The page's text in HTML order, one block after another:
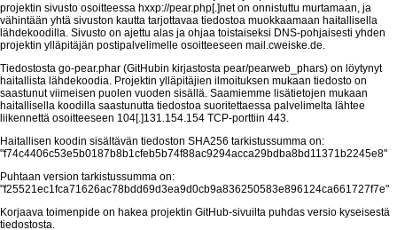
projektin sivusto osoitteessa hxxp://pear.php[.]net on onnistuttu murtamaan, ja
vähintään yhtä sivuston kautta tarjottavaa tiedostoa muokkaamaan haitallisella
lähdekoodilla. Sivusto on ajettu alas ja ohjaa toistaiseksi DNS-pohjaisesti yhden
projektin ylläpitäjän postipalvelimelle osoitteeseen mail.cweiske.de.
Tiedostosta go-pear.phar (GitHubin kirjastosta pear/pearweb_phars) on löytynyt
haitallista lähdekoodia. Projektin ylläpitäjien ilmoituksen mukaan tiedosto on
saastunut viimeisen puolen vuoden sisällä. Saamiemme lisätietojen mukaan
haitallisella koodilla saastunutta tiedostoa suoritettaessa palvelimelta lähtee
liikennettä osoitteeseen 104[.]131.154.154 TCP-porttiin 443.
Haitallisen koodin sisältävän tiedoston SHA256 tarkistussumma on:
"f74c4406c53e5b0187b8b1cfeb5b74f88ac9294acca29bdba8bd11371b2245e8"
Puhtaan version tarkistussumma on:
"f25521ec1fca71626ac78bdd69d3ea9d0cb9a836250583e896124ca661727f7e"
Korjaava toimenpide on hakea projektin GitHub-sivuilta puhdas versio kyseisestä
tiedostosta.